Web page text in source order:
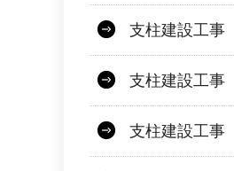
支柱建設工事
支柱建設工事
支柱建設工事